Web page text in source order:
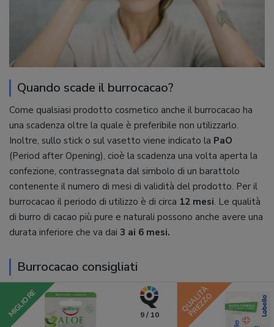
Quando scade il burrocacao?
Come qualsiasi prodotto cosmetico anche il burrocacao ha
una scadenza oltre la quale è preferibile non utilizzarlo.
Inoltre, sullo stick o sul vasetto viene indicato la PaO
(Period after Opening), cioè la scadenza una volta aperta la
confezione, contrassegnata dal simbolo di un barattolo
contenente il numero di mesi di validità del prodotto. Per il
burrocacao il periodo di utilizzo è di circa 12 mesi. Le qualità
di burro di cacao più pure e naturali possono anche avere una
durata inferiore che va dai 3 ai 6 mesi.
Burrocacao consigliati
MIGLIORE 9 / 10
QUALITÀ
PREZZO